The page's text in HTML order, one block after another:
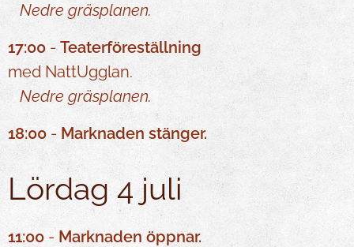
Nedre gräsplanen.
17:00 - Teaterföreställning
med NattUgglan.
Nedre gräsplanen.
18:00 - Marknaden stänger.
Lördag 4 juli
11:00 - Marknaden öppnar.